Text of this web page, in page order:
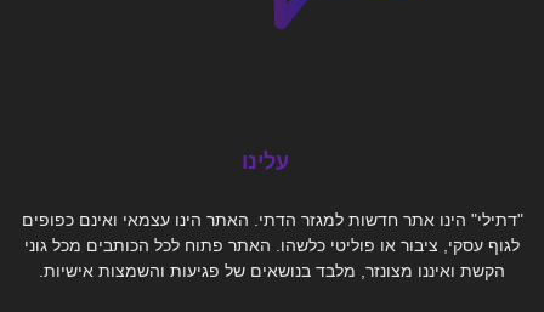
עלינו
"דתילי" הינו אתר חדשות למגזר הדתי. האתר הינו עצמאי ואינם כפופים
לגוף עסקי, ציבור או פוליטי כלשהו. האתר פתוח לכל הכותבים מכל גוני
הקשת ואיננו מצונזר, מלבד בנושאים של פגיעות והשמצות אישיות.